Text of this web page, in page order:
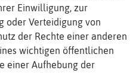
Einwilligung, zur
oder Verteidigung von
der Rechte einer anderen
wichtigen öffentlichen
einer Aufhebung der